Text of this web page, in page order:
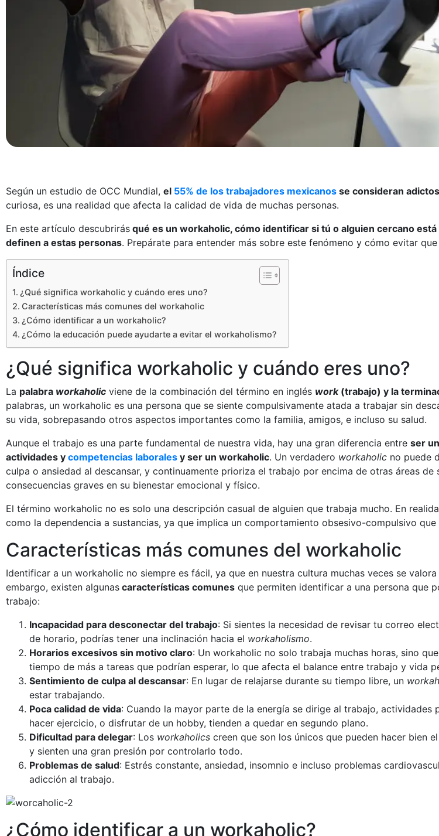
Según un estudio de OCC Mundial, el 55% de los trabajadores mexicanos se consideran
curiosa, es una realidad que afecta la calidad de vida de muchas personas.
En este artículo descubrirás qué es un workaholic, cómo identificar si tú o alguien cercano
definen a estas personas. Prepárate para entender más sobre este fenómeno y cómo evitar
Índice
¿Qué significa workaholic y cuándo eres uno?
Características más comunes del workaholic
¿Cómo identificar a un workaholic?
¿Cómo la educación puede ayudarte a evitar el workaholismo?
¿Qué significa workaholic y cuándo eres uno?
La palabra workaholic viene de la combinación del término en inglés work(trabajo) y la
palabras, un workaholic es una persona que se siente compulsivamente atada a trabajar sin
su vida, sobrepasando otros aspectos importantes como la familia, amigos, e incluso su salud.
Aunque el trabajo es una parte fundamental de nuestra vida, hay una gran diferencia entre ser
actividades y competencias laborales y ser un workaholic. Un verdadero workaholic no puede
culpa o ansiedad al descansar, y continuamente prioriza el trabajo por encima de otras áreas
consecuencias graves en su bienestar emocional y físico.
El término workaholic no es solo una descripción casual de alguien que trabaja mucho. En
como la dependencia a sustancias, ya que implica un comportamiento obsesivo-compulsivo
Características más comunes del workaholic
Identificar a un workaholic no siempre es fácil, ya que en nuestra cultura muchas veces se
embargo, existen algunas características comunes que permiten identificar a una persona que
trabajo:
Incapacidad para desconectar del trabajo: Si sientes la necesidad de revisar tu correo
de horario, podrías tener una inclinación hacia el workaholismo.
Horarios excesivos sin motivo claro: Un workaholic no solo trabaja muchas horas, sino
tiempo de más a tareas que podrían esperar, lo que afecta el balance entre trabajo y vida
Sentimiento de culpa al descansar: En lugar de relajarse durante su tiempo libre, un
estar trabajando.
Poca calidad de vida: Cuando la mayor parte de la energía se dirige al trabajo, actividades
hacer ejercicio, o disfrutar de un hobby, tienden a quedar en segundo plano.
Dificultad para delegar: Los workaholics creen que son los únicos que pueden hacer bien
y sienten una gran presión por controlarlo todo.
Problemas de salud: Estrés constante, ansiedad, insomnio e incluso problemas
adicción al trabajo.
¿Cómo identificar a un workaholic?